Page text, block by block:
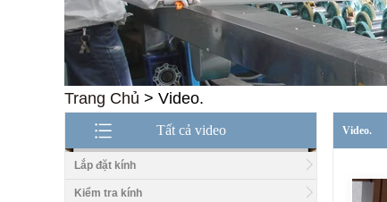
Trang Chủ > Video.
Tất cả video
Lắp đặt kính
Kiểm tra kính
Video.